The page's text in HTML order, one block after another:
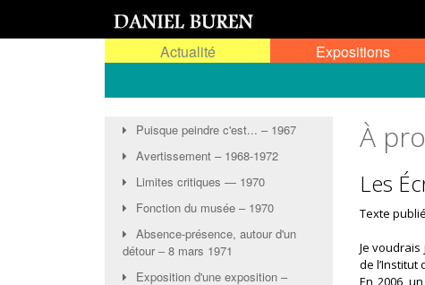
Actualité Expositions
Puisque peindre c'est... – 1967
Avertissement – 1968-1972
Limites critiques — 1970
Fonction du musée – 1970
Absence-présence, autour d'un
détour ‒ 8 mars 1971
Exposition d'une exposition –
À
Les
Texte
Je
de l’Institut
En 2006,